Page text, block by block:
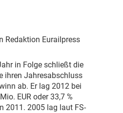
Redaktion Eurailpress
in Folge schließt die
ihren Jahresabschluss
ab. Er lag 2012 bei
EUR oder 33,7 %
2011. 2005 lag laut FS-